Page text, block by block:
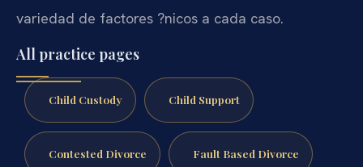
variedad de factores ?nicos a cada caso.
All practice pages
Child Custody Child Support
Contested Divorce Fault Based Divorce